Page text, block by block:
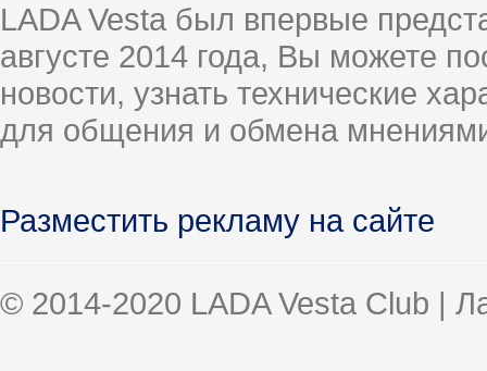
LADA Vesta был впервые
августе 2014 года, Вы можете
новости, узнать технические
для общения и обмена
Разместить рекламу на сайте
© 2014-2020 LADA Vesta Club |